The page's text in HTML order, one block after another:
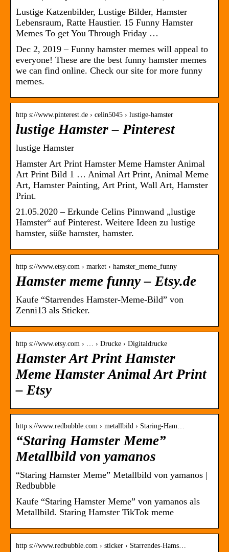
Lustige Katzenbilder, Lustige Bilder, Hamster
Lebensraum, Ratte Haustier. 15 Funny Hamster
Memes To get You Through Friday …
Dec 2, 2019 – Funny hamster memes will appeal to
everyone! These are the best funny hamster memes
we can find online. Check our site for more funny
memes.
http s://www.pinterest.de › celin5045 › lustige-hamster
lustige Hamster – Pinterest
lustige Hamster
Hamster Art Print Hamster Meme Hamster Animal
Art Print Bild 1 … Animal Art Print, Animal Meme
Art, Hamster Painting, Art Print, Wall Art, Hamster
Print.
21.05.2020 – Erkunde Celins Pinnwand „lustige
Hamster“ auf Pinterest. Weitere Ideen zu lustige
hamster, süße hamster, hamster.
http s://www.etsy.com › market › hamster_meme_funny
Hamster meme funny – Etsy.de
Kaufe “Starrendes Hamster-Meme-Bild” von
Zenni13 als Sticker.
http s://www.etsy.com › … › Drucke › Digitaldrucke
Hamster Art Print Hamster
Meme Hamster Animal Art Print
– Etsy
http s://www.redbubble.com › metallbild › Staring-Ham…
“Staring Hamster Meme”
Metallbild von yamanos
“Staring Hamster Meme” Metallbild von yamanos |
Redbubble
Kaufe “Staring Hamster Meme” von yamanos als
Metallbild. Staring Hamster TikTok meme
http s://www.redbubble.com › sticker › Starrendes-Hams…